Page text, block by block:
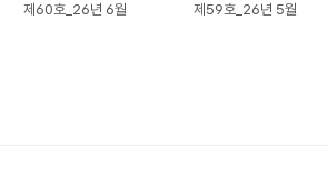
제60호_26년 6월 제59호_26년 5월